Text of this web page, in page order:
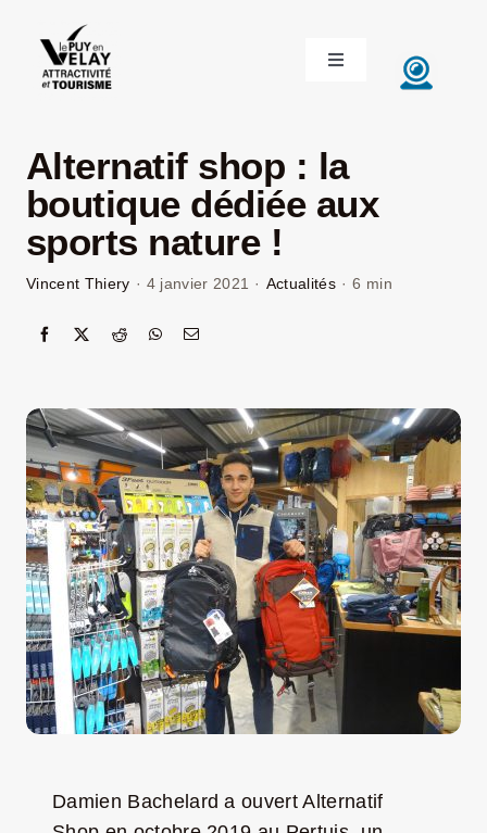
contenu
Toggle
Navigation
DÉCOUVRIR LE VELAY
INVESTIR EN VELAY
ÉTUDIER EN VELAY
LE VELAY RECRUTE
LA ROUTE DES PRODUCTEURS
NOUS CONTACTER
Rechercher:
Alternatif shop : la
boutique dédiée aux
sports nature !
Vincent Thiery · 4 janvier 2021 · Actualités · 6 min
Damien Bachelard a ouvert Alternatif